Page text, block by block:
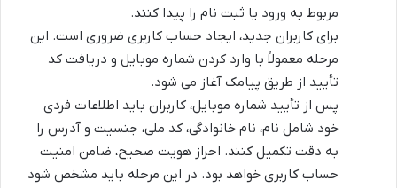
مربوط به ورود یا ثبت نام را پیدا کنند.
برای کاربران جدید، ایجاد حساب کاربری ضروری است. این
مرحله معمولاً با وارد کردن شماره موبایل و دریافت کد
تأیید از طریق پیامک آغاز می شود.
پس از تأیید شماره موبایل، کاربران باید اطلاعات فردی
خود شامل نام، نام خانوادگی، کد ملی، جنسیت و آدرس را
به دقت تکمیل کنند. احراز هویت صحیح، ضامن امنیت
حساب کاربری خواهد بود. در این مرحله باید مشخص شود